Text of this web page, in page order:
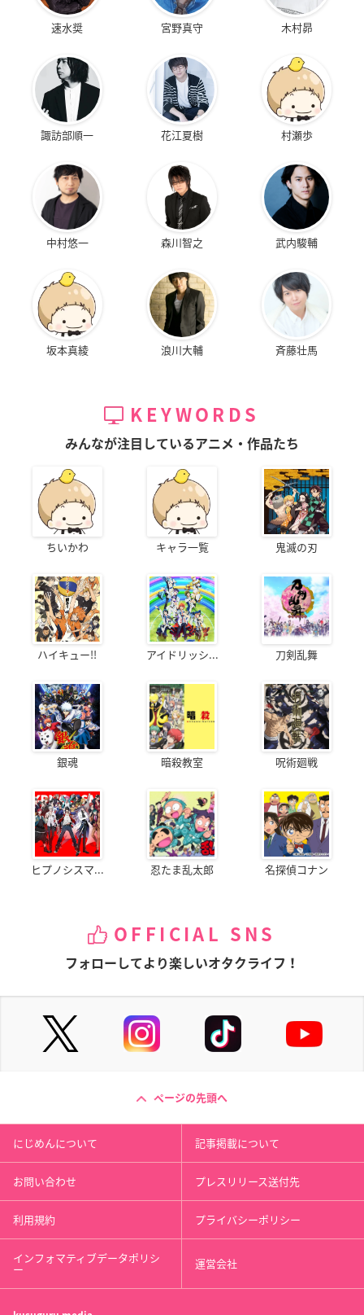
速水奨 宮野真守 木村昴
諏訪部順一 花江夏樹 村瀬歩
中村悠一 森川智之 武内駿輔
坂本真綾 浪川大輔 斉藤壮馬
KEYWORDS
みんなが注目しているアニメ・作品たち
ちいかわ キャラ一覧 鬼滅の刃
ハイキュー!! アイドリッシ... 刀剣乱舞
銀魂 暗殺教室 呪術廻戦
ヒプノシスマ... 忍たま乱太郎 名探偵コナン
OFFICIAL SNS
フォローしてより楽しいオタクライフ！
ページの先頭へ
にじめんについて 記事掲載について
お問い合わせ プレスリリース送付先
利用規約 プライバシーポリシー
インフォマティブデータポリシ
ー 運営会社